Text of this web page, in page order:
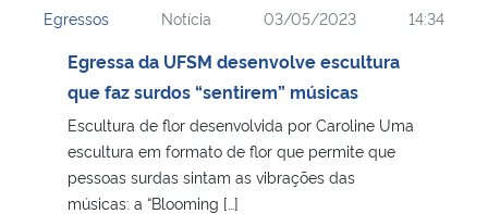
Ministério da Cidadania
Ministério da Saúde
Ministério de Minas e Energia
Ministério da Ciência, Tecnologia, Inovações e Comunicações
Egressos Notícia 03/05/2023 14:34
Egressa da UFSM desenvolve escultura
que faz surdos “sentirem” músicas
Escultura de flor desenvolvida por Caroline Uma
escultura em formato de flor que permite que
pessoas surdas sintam as vibrações das
músicas: a “Blooming […]